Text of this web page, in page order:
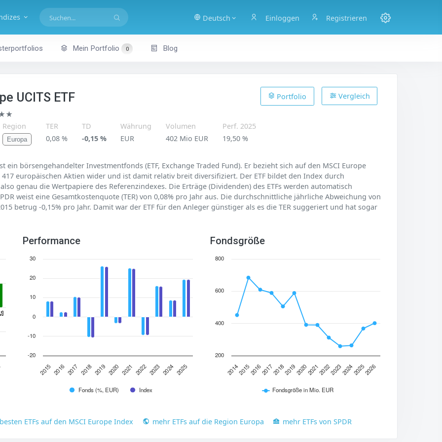
Deutsch Einloggen Registrieren
Mein Portfolio 0 Blog
UCITS ETF Vergleich
Portfolio
Region
Europa
TER
0,08 %
TD
-0,15 %
Währung
EUR
Volumen
402 Mio EUR
Perf. 2025
19,50 %
ein börsengehandelter Investmentfonds (ETF, Exchange Traded Fund). Er bezieht sich auf den MSCI Europe
europäischen Aktien wider und ist damit relativ breit diversifiziert. Der ETF bildet den Index durch
genau die Wertpapiere des Referenzindexes. Die Erträge (Dividenden) des ETFs werden automatisch
weist eine Gesamtkostenquote (TER) von 0,08% pro Jahr aus. Die durchschnittliche jährliche Abweichung von
betrug -0,15% pro Jahr. Damit war der ETF für den Anleger günstiger als es die TER suggeriert und hat sogar
Performance
Fonds (%, EUR) Index
2015 2016 2017 2018 2019 2020 2021 2022 2023 2024 2025
-20
-10
0
10
20
30
Fondsgröße
Fondsgröße in Mio. EUR
2014201520162017201820192020202120222023202420252026
200
400
600
800
ETFs auf den MSCI Europe Index mehr ETFs auf die Region Europa mehr ETFs von SPDR